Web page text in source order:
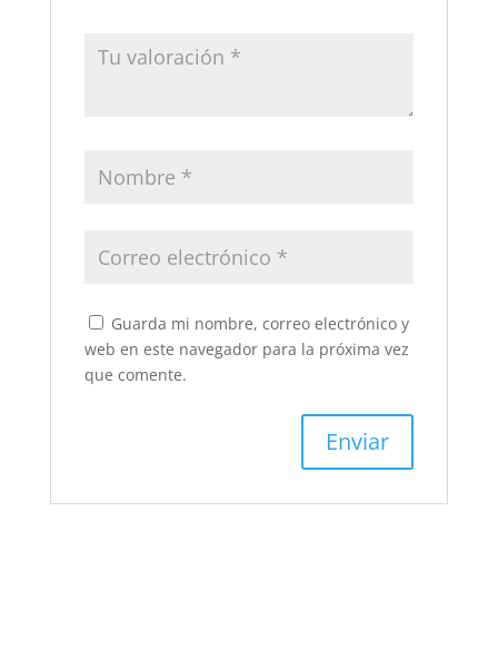
Guarda mi nombre, correo electrónico y
web en este navegador para la próxima vez
que comente.